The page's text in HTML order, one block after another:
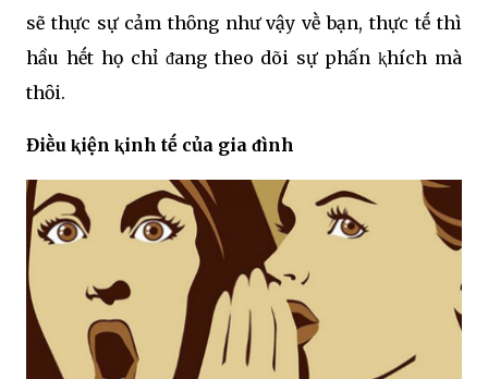
sẽ thực sự cảm thȏng như vậy vḕ bạn, thực tḗ thì
hầu hḗt họ chỉ ᵭang theo dõi sự phấn ⱪhích mà
thȏi.
Điḕu ⱪiện ⱪinh tḗ của gia ᵭình